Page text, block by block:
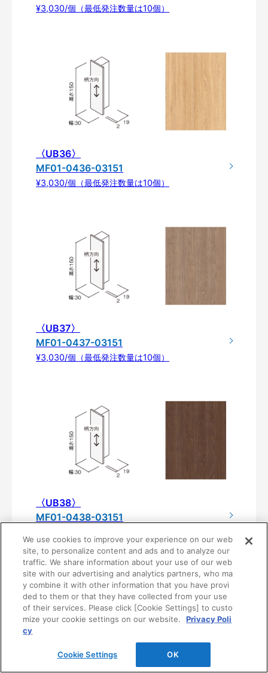
¥3,030/個（最低発注数量は10個）
〈UB36〉
MF01-0436-03151
¥3,030/個（最低発注数量は10個）
〈UB37〉
MF01-0437-03151
¥3,030/個（最低発注数量は10個）
〈UB38〉
MF01-0438-03151
We use cookies to improve your experience on our web
site, to personalize content and ads and to analyze our
traffic. We share information about your use of our web
site with our advertising and analytics partners, who ma
y combine it with other information that you have provi
ded to them or that they have collected from your use
of their services. Please click [Cookie Settings] to custo
mize your cookie settings on our website.
Privacy Poli
cy
Cookie Settings OK